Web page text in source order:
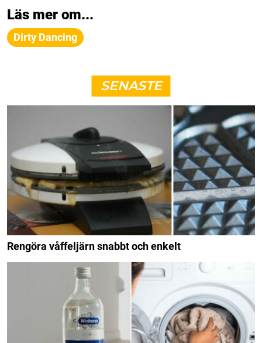
Läs mer om...
Dirty Dancing
SENASTE
Rengöra våffeljärn snabbt och enkelt